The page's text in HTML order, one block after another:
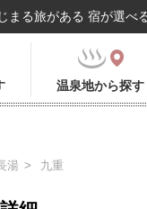
まる旅がある 宿が選べ
温泉地から探す
湯 九重